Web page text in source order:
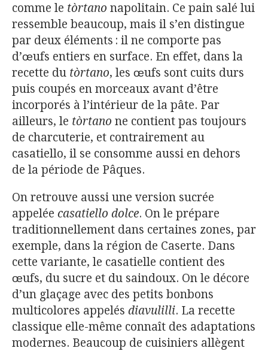
comme le tòrtano napolitain. Ce pain salé lui
ressemble beaucoup, mais il s’en distingue
par deux éléments : il ne comporte pas
d’œufs entiers en surface. En effet, dans la
recette du tòrtano, les œufs sont cuits durs
puis coupés en morceaux avant d’être
incorporés à l’intérieur de la pâte. Par
ailleurs, le tòrtano ne contient pas toujours
de charcuterie, et contrairement au
casatiello, il se consomme aussi en dehors
de la période de Pâques.
On retrouve aussi une version sucrée
appelée casatiello dolce. On le prépare
traditionnellement dans certaines zones, par
exemple, dans la région de Caserte. Dans
cette variante, le casatielle contient des
œufs, du sucre et du saindoux. On le décore
d’un glaçage avec des petits bonbons
multicolores appelés diavulilli​. La recette
classique elle-même connaît des adaptations
modernes. Beaucoup de cuisiniers allègent